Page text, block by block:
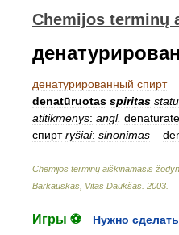
Chemijos terminų
денатурированный спирт
denatūruotas spiritas
atitikmenys: angl.
спирт ryšiai: sinonimas –
Chemijos terminų aiškinamasis
Barkauskas Vitas Daukšas 2003
Игры ⚽
Нужно